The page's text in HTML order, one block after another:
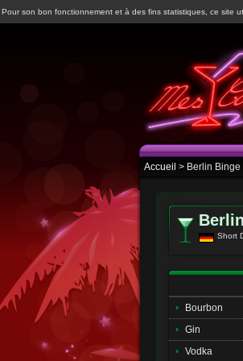
Pour son bon fonctionnement et à des fins statistiques, ce site
Accueil > Berlin Binge
Short
• Bourbon
• Gin
• Vodka